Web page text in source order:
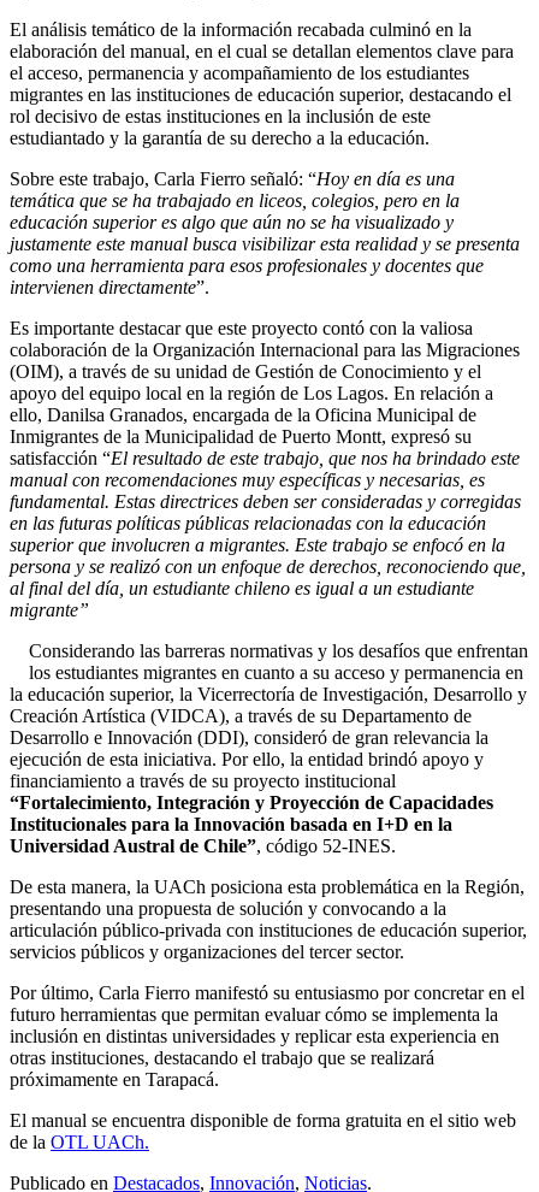
El análisis temático de la información recabada culminó en la
elaboración del manual, en el cual se detallan elementos clave para
el acceso, permanencia y acompañamiento de los estudiantes
migrantes en las instituciones de educación superior, destacando el
rol decisivo de estas instituciones en la inclusión de este
estudiantado y la garantía de su derecho a la educación.
Sobre este trabajo, Carla Fierro señaló: “Hoy en día es una
temática que se ha trabajado en liceos, colegios, pero en la
educación superior es algo que aún no se ha visualizado y
justamente este manual busca visibilizar esta realidad y se presenta
como una herramienta para esos profesionales y docentes que
intervienen directamente”.
Es importante destacar que este proyecto contó con la valiosa
colaboración de la Organización Internacional para las Migraciones
(OIM), a través de su unidad de Gestión de Conocimiento y el
apoyo del equipo local en la región de Los Lagos. En relación a
ello, Danilsa Granados, encargada de la Oficina Municipal de
Inmigrantes de la Municipalidad de Puerto Montt, expresó su
satisfacción “El resultado de este trabajo, que nos ha brindado este
manual con recomendaciones muy específicas y necesarias, es
fundamental. Estas directrices deben ser consideradas y corregidas
en las futuras políticas públicas relacionadas con la educación
superior que involucren a migrantes. Este trabajo se enfocó en la
persona y se realizó con un enfoque de derechos, reconociendo que,
al final del día, un estudiante chileno es igual a un estudiante
migrante”
Considerando las barreras normativas y los desafíos que enfrentan
los estudiantes migrantes en cuanto a su acceso y permanencia en
la educación superior, la Vicerrectoría de Investigación, Desarrollo y
Creación Artística (VIDCA), a través de su Departamento de
Desarrollo e Innovación (DDI), consideró de gran relevancia la
ejecución de esta iniciativa. Por ello, la entidad brindó apoyo y
financiamiento a través de su proyecto institucional
“Fortalecimiento, Integración y Proyección de Capacidades
Institucionales para la Innovación basada en I+D en la
Universidad Austral de Chile”, código 52-INES.
De esta manera, la UACh posiciona esta problemática en la Región,
presentando una propuesta de solución y convocando a la
articulación público-privada con instituciones de educación superior,
servicios públicos y organizaciones del tercer sector.
Por último, Carla Fierro manifestó su entusiasmo por concretar en el
futuro herramientas que permitan evaluar cómo se implementa la
inclusión en distintas universidades y replicar esta experiencia en
otras instituciones, destacando el trabajo que se realizará
próximamente en Tarapacá.
El manual se encuentra disponible de forma gratuita en el sitio web
de la OTL UACh.
Publicado en Destacados, Innovación, Noticias.